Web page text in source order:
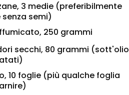
3 medie (preferibilmente
senza semi)
250 grammi
secchi, 80 grammi (sott'olio
10 foglie (più qualche foglia